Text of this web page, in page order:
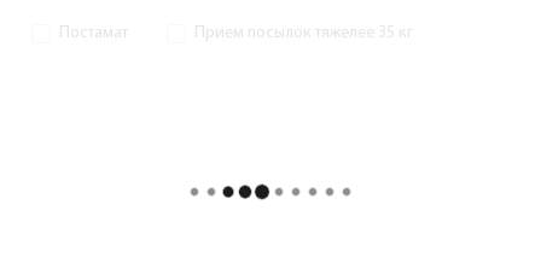
Постамат Прием посылок тяжелее 35 кг